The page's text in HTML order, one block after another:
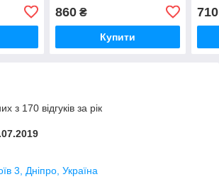
860₴
Купити
710
з 170 відгуків за рік
3, Дніпро, Україна